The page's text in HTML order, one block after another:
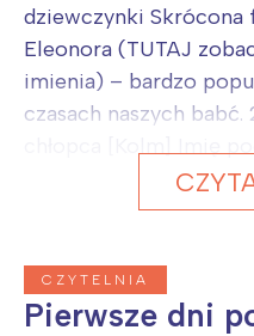
dziewczynki Skrócona
Eleonora (TUTAJ
imienia) – bardzo
czasach naszych
CZYTELNIA
Pierwsze dni